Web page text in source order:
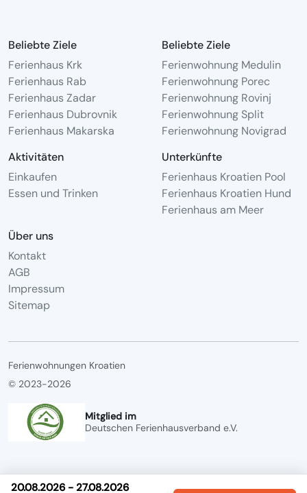
20.08.2026 - 27.08.2026
Beliebte Ziele
Ferienhaus Krk
Ferienhaus Rab
Ferienhaus Zadar
Ferienhaus Dubrovnik
Ferienhaus Makarska
Beliebte Ziele
Ferienwohnung Medulin
Ferienwohnung Porec
Ferienwohnung Rovinj
Ferienwohnung Split
Ferienwohnung Novigrad
Aktivitäten
Einkaufen
Essen und Trinken
Unterkünfte
Ferienhaus Kroatien Pool
Ferienhaus Kroatien Hund
Ferienhaus am Meer
Über uns
Kontakt
AGB
Impressum
Sitemap
Ferienwohnungen Kroatien
© 2023-2026
Mitglied im
Deutschen Ferienhausverband e.V.